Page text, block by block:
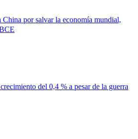
China por salvar la economía mundial,
del 0,4 % a pesar de la guerra